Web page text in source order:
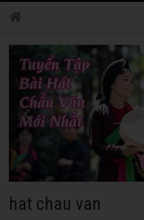
hat chau van